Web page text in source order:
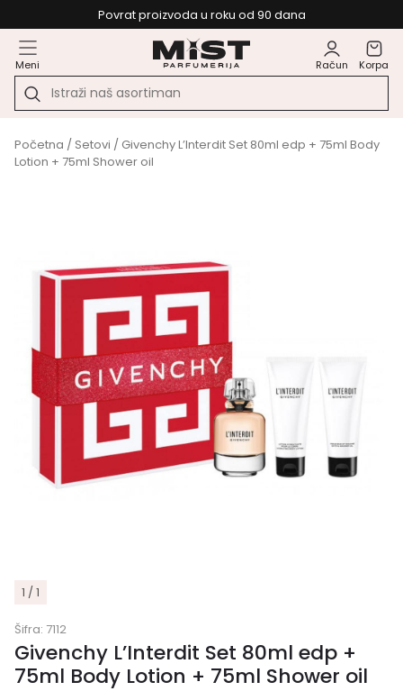
Povrat proizvoda u roku od 90 dana
Meni Račun Korpa
Početna / Setovi / Givenchy L’Interdit Set 80ml edp + 75ml Body
Lotion + 75ml Shower oil
1 / 1
Šifra: 7112
Givenchy L’Interdit Set 80ml edp +
75ml Body Lotion + 75ml Shower oil